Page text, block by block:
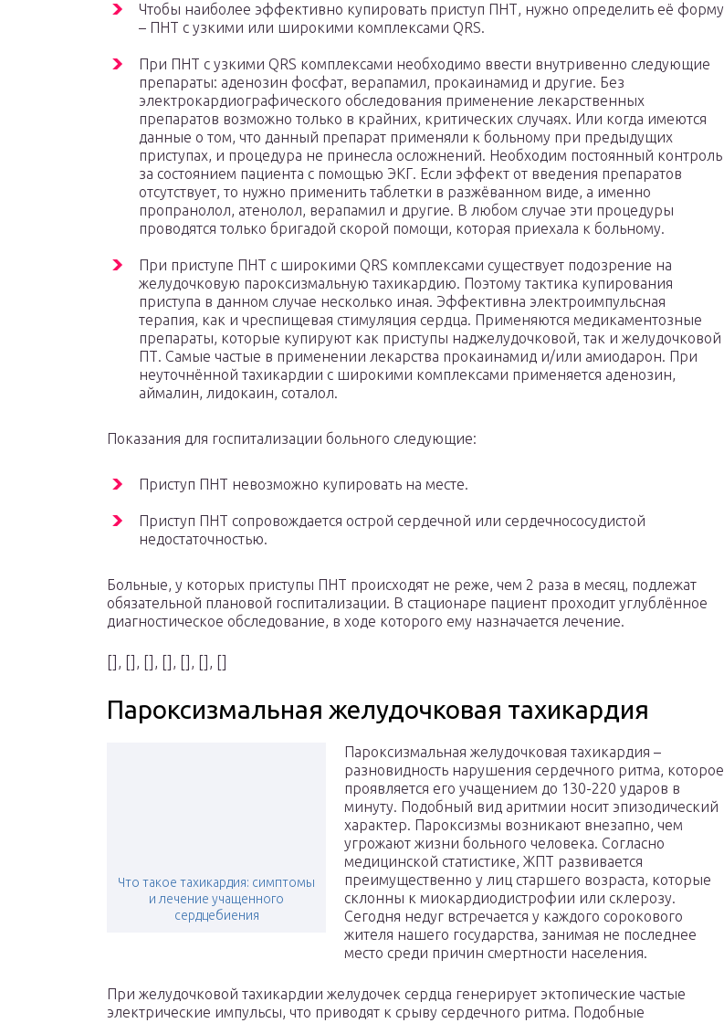
Чтобы наиболее эффективно купировать приступ ПНТ, нужно определить её форму
– ПНТ с узкими или широкими комплексами QRS.
При ПНТ с узкими QRS комплексами необходимо ввести внутривенно следующие
препараты: аденозин фосфат, верапамил, прокаинамид и другие. Без
электрокардиографического обследования применение лекарственных
препаратов возможно только в крайних, критических случаях. Или когда имеются
данные о том, что данный препарат применяли к больному при предыдущих
приступах, и процедура не принесла осложнений. Необходим постоянный контроль
за состоянием пациента с помощью ЭКГ. Если эффект от введения препаратов
отсутствует, то нужно применить таблетки в разжёванном виде, а именно
пропранолол, атенолол, верапамил и другие. В любом случае эти процедуры
проводятся только бригадой скорой помощи, которая приехала к больному.
При приступе ПНТ с широкими QRS комплексами существует подозрение на
желудочковую пароксизмальную тахикардию. Поэтому тактика купирования
приступа в данном случае несколько иная. Эффективна электроимпульсная
терапия, как и чреспищевая стимуляция сердца. Применяются медикаментозные
препараты, которые купируют как приступы наджелудочковой, так и желудочковой
ПТ. Самые частые в применении лекарства прокаинамид и/или амиодарон. При
неуточнённой тахикардии с широкими комплексами применяется аденозин,
аймалин, лидокаин, соталол.
Показания для госпитализации больного следующие:
Приступ ПНТ невозможно купировать на месте.
Приступ ПНТ сопровождается острой сердечной или сердечнососудистой
недостаточностью.
Больные, у которых приступы ПНТ происходят не реже, чем 2 раза в месяц, подлежат
обязательной плановой госпитализации. В стационаре пациент проходит углублённое
диагностическое обследование, в ходе которого ему назначается лечение.
[], [], [], [], [], [], []
Пароксизмальная желудочковая тахикардия
Что такое тахикардия: симптомы
и лечение учащенного
сердцебиения
Пароксизмальная желудочковая тахикардия –
разновидность нарушения сердечного ритма, которое
проявляется его учащением до 130-220 ударов в
минуту. Подобный вид аритмии носит эпизодический
характер. Пароксизмы возникают внезапно, чем
угрожают жизни больного человека. Согласно
медицинской статистике, ЖПТ развивается
преимущественно у лиц старшего возраста, которые
склонны к миокардиодистрофии или склерозу.
Сегодня недуг встречается у каждого сорокового
жителя нашего государства, занимая не последнее
место среди причин смертности населения.
При желудочковой тахикардии желудочек сердца генерирует эктопические частые
электрические импульсы, что приводят к срыву сердечного ритма. Подобные